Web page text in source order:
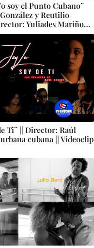
soy el Punto Cubano¨
y Reutilio
Yuliades Mariño
popular tradicional
- Punto Guajiro ||
Ti¨ || Director: Raúl
cubana || Videoclip